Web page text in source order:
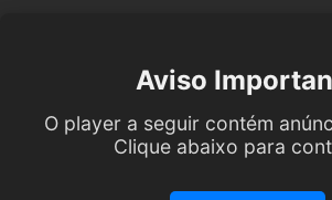
Aviso
O player a seguir contém
Clique abaixo para